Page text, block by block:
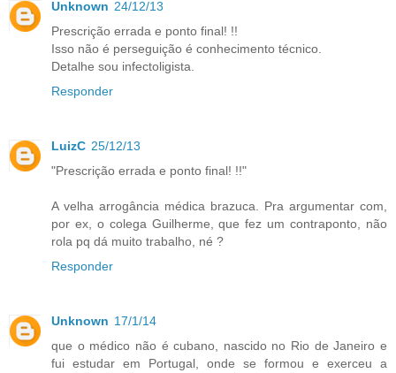
Unknown 24/12/13
Prescrição errada e ponto final! !!
Isso não é perseguição é conhecimento técnico.
Detalhe sou infectoligista.
Responder
LuizC 25/12/13
"Prescrição errada e ponto final! !!"
A velha arrogância médica brazuca. Pra argumentar com,
por ex, o colega Guilherme, que fez um contraponto, não
rola pq dá muito trabalho, né ?
Responder
Unknown 17/1/14
que o médico não é cubano, nascido no Rio de Janeiro e
fui estudar em Portugal, onde se formou e exerceu a